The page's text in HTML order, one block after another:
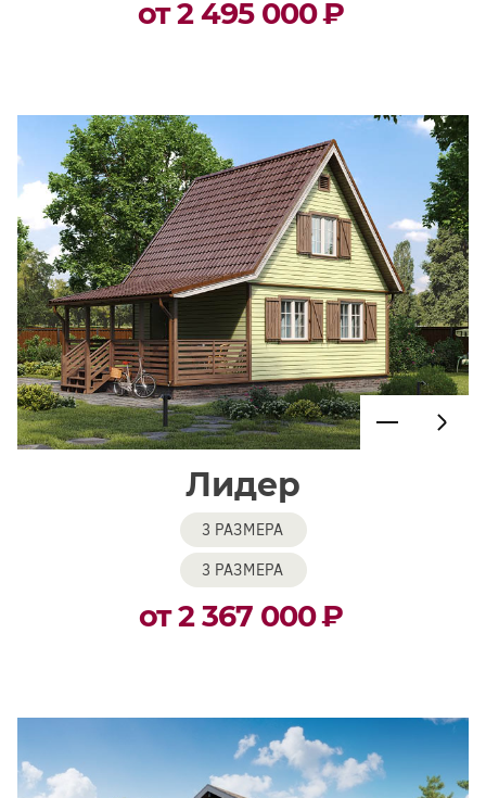
от 2 495 000₽
Лидер
3 РАЗМЕРА
3 РАЗМЕРА
от 2 367 000₽